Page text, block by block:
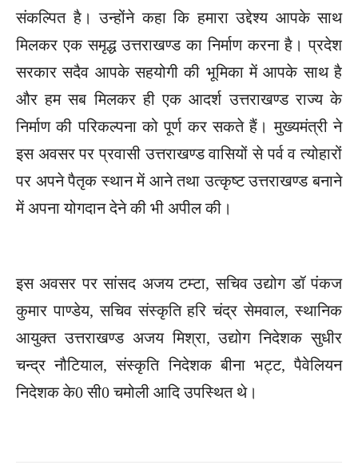
संकल्पित है। उन्होंने कहा कि हमारा उद्देश्य आपके साथ
मिलकर एक समृद्ध उत्तराखण्ड का निर्माण करना है। प्रदेश
सरकार सदैव आपके सहयोगी की भूमिका में आपके साथ है
और हम सब मिलकर ही एक आदर्श उत्तराखण्ड राज्य के
निर्माण की परिकल्पना को पूर्ण कर सकते हैं। मुख्यमंत्री ने
इस अवसर पर प्रवासी उत्तराखण्ड वासियों से पर्व व त्योहारों
पर अपने पैतृक स्थान में आने तथा उत्कृष्ट उत्तराखण्ड बनाने
में अपना योगदान देने की भी अपील की।
इस अवसर पर सांसद अजय टम्टा, सचिव उद्योग डॉ पंकज
कुमार पाण्डेय, सचिव संस्कृति हरि चंद्र सेमवाल, स्थानिक
आयुक्त उत्तराखण्ड अजय मिश्रा, उद्योग निदेशक सुधीर
चन्द्र नौटियाल, संस्कृति निदेशक बीना भट्ट, पैवेलियन
निदेशक के0 सी0 चमोली आदि उपस्थित थे।